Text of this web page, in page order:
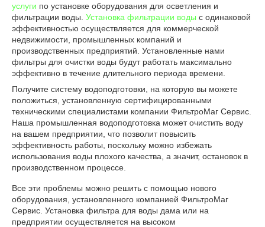
услуги по установке оборудования для осветления и
фильтрации воды. Установка фильтрации воды с одинаковой
эффективностью осуществляется для коммерческой
недвижимости, промышленных компаний и
производственных предприятий. Установленные нами
фильтры для очистки воды будут работать максимально
эффективно в течение длительного периода времени.
Получите систему водоподготовки, на которую вы можете
положиться, установленную сертифицированными
техническими специалистами компании ФильтроМаг Сервис.
Наша промышленная водоподготовка может очистить воду
на вашем предприятии, что позволит повысить
эффективность работы, поскольку можно избежать
использования воды плохого качества, а значит, остановок в
производственном процессе.
Все эти проблемы можно решить с помощью нового
оборудования, установленного компанией ФильтроМаг
Сервис. Установка фильтра для воды дама или на
предприятии осуществляется на высоком